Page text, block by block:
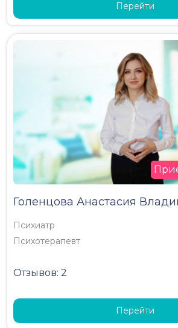
Перейти
Голенцова Анастасия
Психиатр
Психотерапевт
Отзывов: 2
Перейти